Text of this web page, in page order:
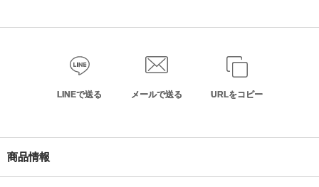
LINEで送る メールで送る URLをコピー
商品情報